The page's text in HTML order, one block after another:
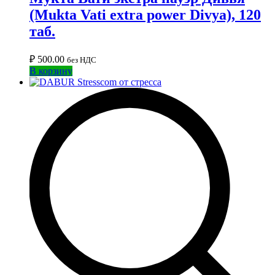
(Mukta Vati extra power Divya), 120
таб.
₽ 500.00 без НДС
В корзину